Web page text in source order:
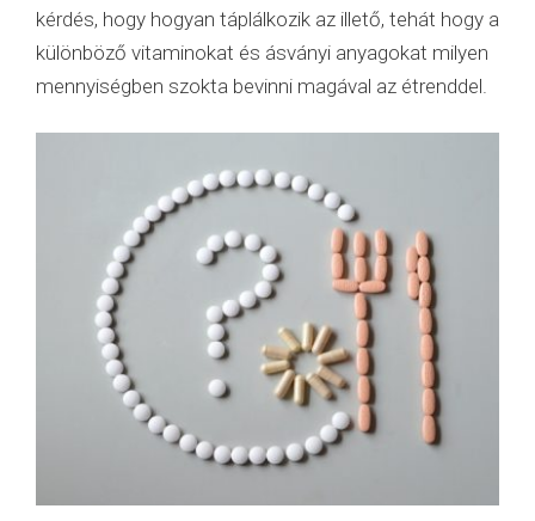
kérdés, hogy hogyan táplálkozik az illető, tehát hogy a
különböző vitaminokat és ásványi anyagokat milyen
mennyiségben szokta bevinni magával az étrenddel.